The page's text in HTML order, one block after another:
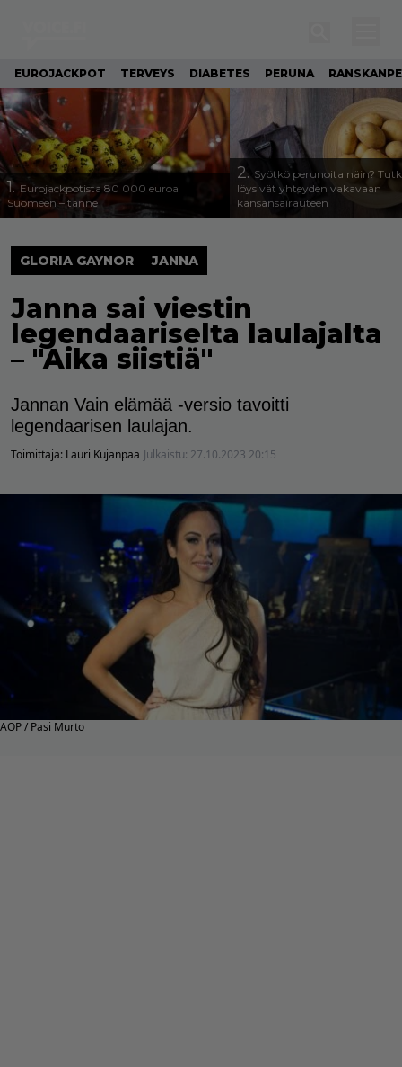
EUROJACKPOT TERVEYS DIABETES PERUNA
1. Eurojackpotista 80 000 euroa
Suomeen – tänne
2. Syötkö perunoita näin?
löysivät yhteyden vakavaan
kansansairauteen
GLORIA GAYNOR JANNA
Janna sai viestin
legendaariselta laulajalta
– "Aika siistiä"
Jannan Vain elämää -versio tavoitti
legendaarisen laulajan.
Toimittaja: Lauri Kujanpaa Julkaistu: 27.10.2023 20:15
AOP / Pasi Murto